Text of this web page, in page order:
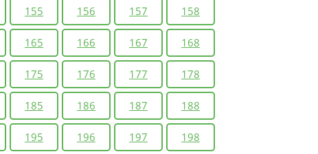
155 156 157 158
165 166 167 168
175 176 177 178
185 186 187 188
195 196 197 198